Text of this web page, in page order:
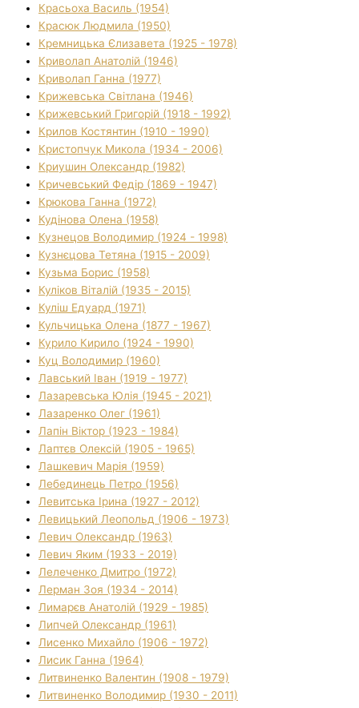
Красьоха Василь (1954)
Красюк Людмила (1950)
Кремницька Єлизавета (1925 - 1978)
Криволап Анатолій (1946)
Криволап Ганна (1977)
Крижевська Світлана (1946)
Крижевський Григорій (1918 - 1992)
Крилов Костянтин (1910 - 1990)
Кристопчук Микола (1934 - 2006)
Криушин Олександр (1982)
Кричевський Федір (1869 - 1947)
Крюкова Ганна (1972)
Кудінова Олена (1958)
Кузнецов Володимир (1924 - 1998)
Кузнєцова Тетяна (1915 - 2009)
Кузьма Борис (1958)
Куліков Віталій (1935 - 2015)
Куліш Едуард (1971)
Кульчицька Олена (1877 - 1967)
Курило Кирило (1924 - 1990)
Куц Володимир (1960)
Лавський Іван (1919 - 1977)
Лазаревська Юлія (1945 - 2021)
Лазаренко Олег (1961)
Лапін Віктор (1923 - 1984)
Лаптєв Олексій (1905 - 1965)
Лашкевич Марія (1959)
Лебединець Петро (1956)
Левитська Ірина (1927 - 2012)
Левицький Леопольд (1906 - 1973)
Левич Олександр (1963)
Левич Яким (1933 - 2019)
Лелеченко Дмитро (1972)
Лерман Зоя (1934 - 2014)
Лимарєв Анатолій (1929 - 1985)
Липчей Олександр (1961)
Лисенко Михайло (1906 - 1972)
Лисик Ганна (1964)
Литвиненко Валентин (1908 - 1979)
Литвиненко Володимир (1930 - 2011)